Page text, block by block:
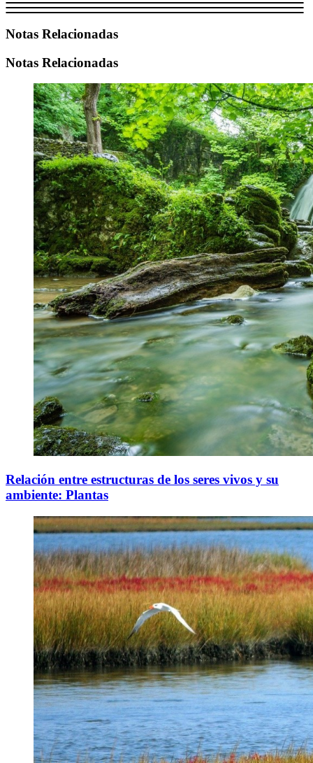
Notas Relacionadas
Notas Relacionadas
Relación entre estructuras de los seres vivos y su
ambiente: Plantas